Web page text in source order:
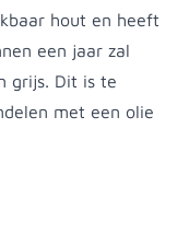
hout en heeft
een jaar zal
grijs. Dit is te
met een olie